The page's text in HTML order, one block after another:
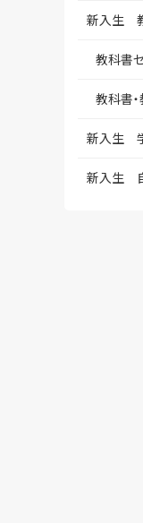
新入生 教
教科書
教科書
新入生
新入生